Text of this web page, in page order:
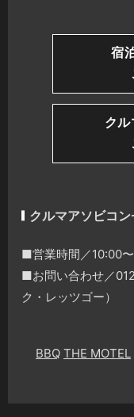
宿
ク
クルマアソビコ
■営業時間／10:00
■お問い合わせ／
ク・レッツゴー）
BBQ THE MOTEL